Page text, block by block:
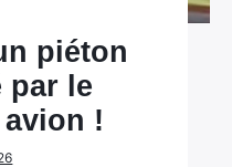
piéton
par le
avion !